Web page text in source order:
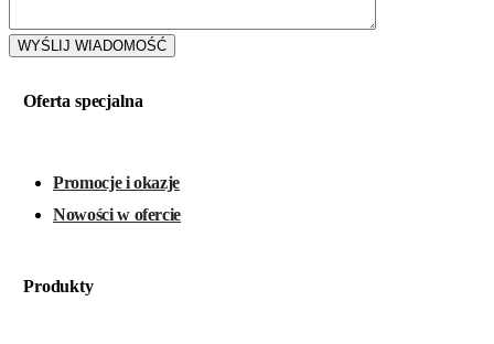
Oferta specjalna
Promocje i okazje
Nowości w ofercie
Produkty